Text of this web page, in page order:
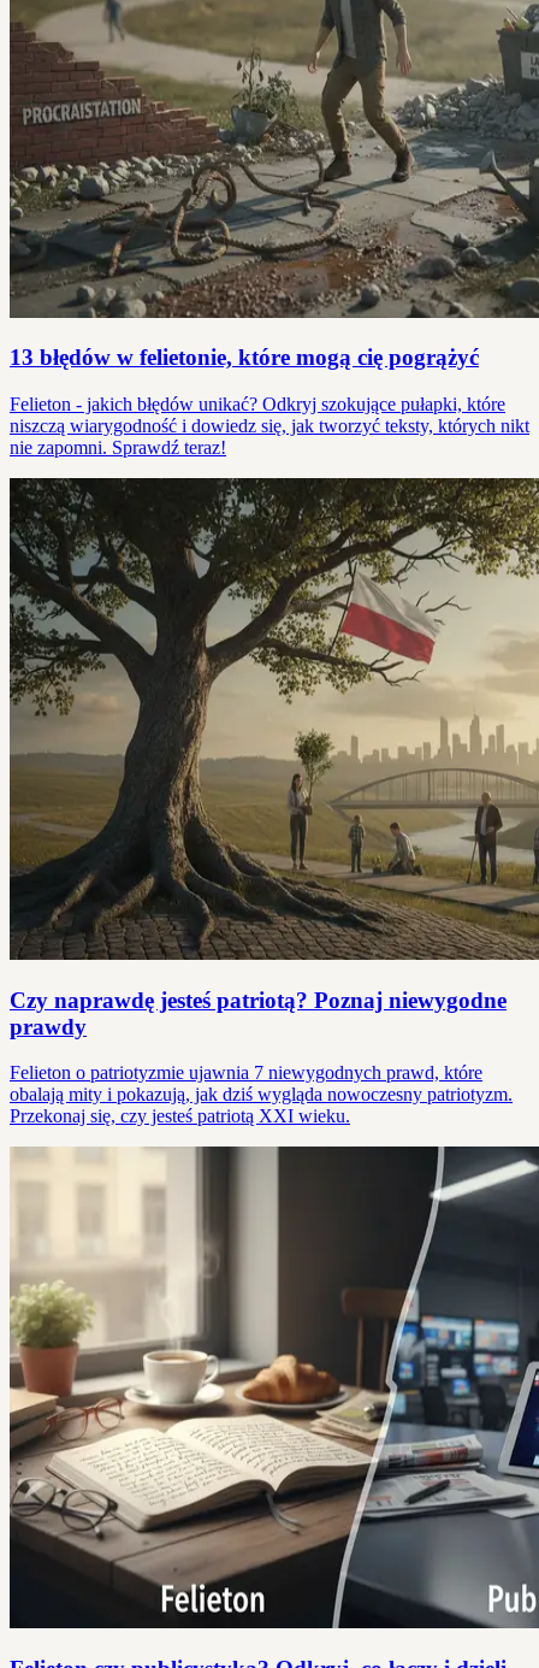
13 błędów w felietonie, które mogą cię pogrążyć
Felieton - jakich błędów unikać? Odkryj szokujące pułapki, które
niszczą wiarygodność i dowiedz się, jak tworzyć teksty, których nikt
nie zapomni. Sprawdź teraz!
Czy naprawdę jesteś patriotą? Poznaj niewygodne
prawdy
Felieton o patriotyzmie ujawnia 7 niewygodnych prawd, które
obalają mity i pokazują, jak dziś wygląda nowoczesny patriotyzm.
Przekonaj się, czy jesteś patriotą XXI wieku.